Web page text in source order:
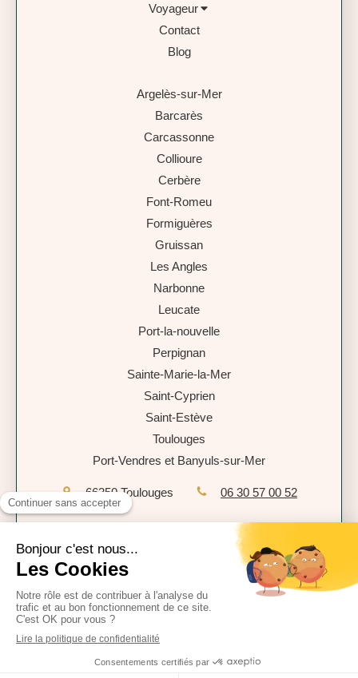
Voyageur
Contact
Blog
Argelès-sur-Mer
Barcarès
Carcassonne
Collioure
Cerbère
Font-Romeu
Formiguères
Gruissan
Les Angles
Narbonne
Leucate
Port-la-nouvelle
Perpignan
Sainte-Marie-la-Mer
Saint-Cyprien
Saint-Estève
Toulouges
Port-Vendres et Banyuls-sur-Mer
66350 Toulouges 06 30 57 00 52
Mentions légales
Politique de confidentialité
CGU